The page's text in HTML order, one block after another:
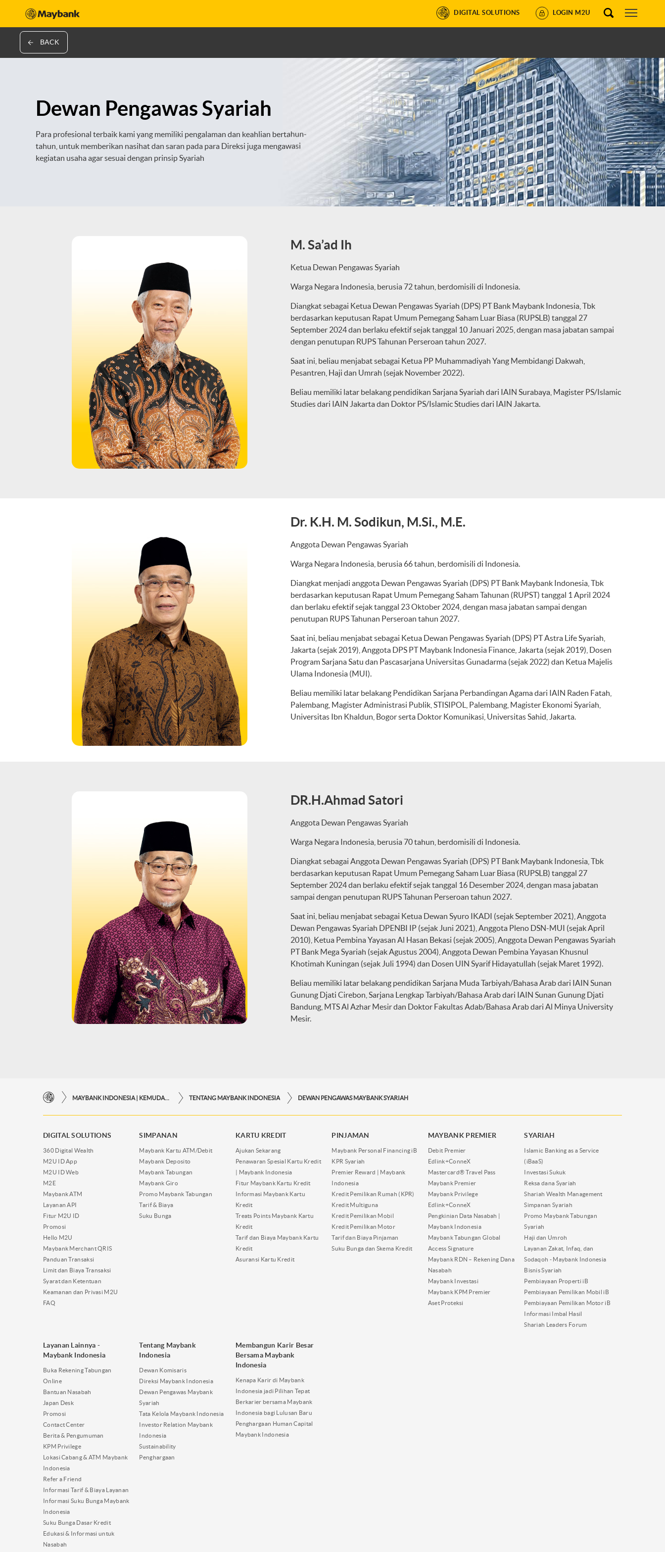
DIGITAL SOLUTIONS LOGIN M2U
BACK
Dewan Pengawas Syariah
Para profesional terbaik kami yang memiliki pengalaman dan keahlian bertahun-
tahun, untuk memberikan nasihat dan saran pada para Direksi juga mengawasi
kegiatan usaha agar sesuai dengan prinsip Syariah
M. Sa’ad Ih
Ketua Dewan Pengawas Syariah
Warga Negara Indonesia, berusia 72 tahun, berdomisili di Indonesia.
Diangkat sebagai Ketua Dewan Pengawas Syariah (DPS) PT Bank Maybank Indonesia, Tbk
berdasarkan keputusan Rapat Umum Pemegang Saham Luar Biasa (RUPSLB) tanggal 27
September 2024 dan berlaku efektif sejak tanggal 10 Januari 2025, dengan masa jabatan sampai
dengan penutupan RUPS Tahunan Perseroan tahun 2027.
Saat ini, beliau menjabat sebagai Ketua PP Muhammadiyah Yang Membidangi Dakwah,
Pesantren, Haji dan Umrah (sejak November 2022).
Beliau memiliki latar belakang pendidikan Sarjana Syariah dari IAIN Surabaya, Magister PS/Islamic
Studies dari IAIN Jakarta dan Doktor PS/Islamic Studies dari IAIN Jakarta.
Dr. K.H. M. Sodikun, M.Si., M.E.
Anggota Dewan Pengawas Syariah
Warga Negara Indonesia, berusia 66 tahun, berdomisili di Indonesia.
Diangkat menjadi anggota Dewan Pengawas Syariah (DPS) PT Bank Maybank Indonesia, Tbk
berdasarkan keputusan Rapat Umum Pemegang Saham Tahunan (RUPST) tanggal 1 April 2024
dan berlaku efektif sejak tanggal 23 Oktober 2024, dengan masa jabatan sampai dengan
penutupan RUPS Tahunan Perseroan tahun 2027.
Saat ini, beliau menjabat sebagai Ketua Dewan Pengawas Syariah (DPS) PT Astra Life Syariah,
Jakarta (sejak 2019), Anggota DPS PT Maybank Indonesia Finance, Jakarta (sejak 2019), Dosen
Program Sarjana Satu dan Pascasarjana Universitas Gunadarma (sejak 2022) dan Ketua Majelis
Ulama Indonesia (MUI).
Beliau memiliki latar belakang Pendidikan Sarjana Perbandingan Agama dari IAIN Raden Fatah,
Palembang, Magister Administrasi Publik, STISIPOL, Palembang, Magister Ekonomi Syariah,
Universitas Ibn Khaldun, Bogor serta Doktor Komunikasi, Universitas Sahid, Jakarta.
DR.H.Ahmad Satori
Anggota Dewan Pengawas Syariah
Warga Negara Indonesia, berusia 70 tahun, berdomisili di Indonesia.
Diangkat sebagai Anggota Dewan Pengawas Syariah (DPS) PT Bank Maybank Indonesia, Tbk
berdasarkan keputusan Rapat Umum Pemegang Saham Luar Biasa (RUPSLB) tanggal 27
September 2024 dan berlaku efektif sejak tanggal 16 Desember 2024, dengan masa jabatan
sampai dengan penutupan RUPS Tahunan Perseroan tahun 2027.
Saat ini, beliau menjabat sebagai Ketua Dewan Syuro IKADI (sejak September 2021), Anggota
Dewan Pengawas Syariah DPENBI IP (sejak Juni 2021), Anggota Pleno DSN-MUI (sejak April
2010), Ketua Pembina Yayasan Al Hasan Bekasi (sejak 2005), Anggota Dewan Pengawas Syariah
PT Bank Mega Syariah (sejak Agustus 2004), Anggota Dewan Pembina Yayasan Khusnul
Khotimah Kuningan (sejak Juli 1994) dan Dosen UIN Syarif Hidayatullah (sejak Maret 1992).
Beliau memiliki latar belakang pendidikan Sarjana Muda Tarbiyah/Bahasa Arab dari IAIN Sunan
Gunung Djati Cirebon, Sarjana Lengkap Tarbiyah/Bahasa Arab dari IAIN Sunan Gunung Djati
Bandung, MTS Al Azhar Mesir dan Doktor Fakultas Adab/Bahasa Arab dari Al Minya University
Mesir.
TENTANG MAYBANK INDONESIA DEWAN PENGAWAS MAYBANK SYARIAH
DIGITAL SOLUTIONS
360 Digital Wealth
M2U ID App
M2U ID Web
M2E
Maybank ATM
Layanan API
Fitur M2U ID
Promosi
Hello M2U
Maybank Merchant QRIS
Panduan Transaksi
Limit dan Biaya Transaksi
Syarat dan Ketentuan
Keamanan dan Privasi M2U
FAQ
SIMPANAN
Maybank Kartu ATM/Debit
Maybank Deposito
Maybank Tabungan
Maybank Giro
Promo Maybank Tabungan
Tarif & Biaya
Suku Bunga
KARTU KREDIT
Ajukan Sekarang
Penawaran Spesial Kartu Kredit
| Maybank Indonesia
Fitur Maybank Kartu Kredit
Informasi Maybank Kartu
Kredit
Treats Points Maybank Kartu
Kredit
Tarif dan Biaya Maybank Kartu
Kredit
Asuransi Kartu Kredit
PINJAMAN
Maybank Personal Financing iB
KPR Syariah
Premier Reward | Maybank
Indonesia
Kredit Pemilikan Rumah (KPR)
Kredit Multiguna
Kredit Pemilikan Mobil
Kredit Pemilikan Motor
Tarif dan Biaya Pinjaman
Suku Bunga dan Skema Kredit
MAYBANK PREMIER
Debit Premier
Edlink+ConneX
Mastercard® Travel Pass
Maybank Premier
Maybank Privilege
Edlink+ConneX
Pengkinian Data Nasabah |
Maybank Indonesia
Maybank Tabungan Global
Access Signature
Maybank RDN – Rekening Dana
Nasabah
Maybank Investasi
Maybank KPM Premier
Aset Proteksi
SYARIAH
Islamic Banking as a Service
(iBaaS)
Investasi Sukuk
Reksa dana Syariah
Shariah Wealth Management
Simpanan Syariah
Promo Maybank Tabungan
Syariah
Haji dan Umroh
Layanan Zakat, Infaq, dan
Sodaqoh - Maybank Indonesia
Bisnis Syariah
Pembiayaan Properti iB
Pembiayaan Pemilikan Mobil iB
Pembiayaan Pemilikan Motor iB
Informasi Imbal Hasil
Shariah Leaders Forum
Layanan Lainnya -
Maybank Indonesia
Buka Rekening Tabungan
Online
Bantuan Nasabah
Japan Desk
Promosi
Contact Center
Berita & Pengumuman
KPM Privilege
Lokasi Cabang & ATM Maybank
Indonesia
Refer a Friend
Informasi Tarif & Biaya Layanan
Informasi Suku Bunga Maybank
Indonesia
Suku Bunga Dasar Kredit
Edukasi & Informasi untuk
Nasabah
Tentang Maybank
Indonesia
Dewan Komisaris
Direksi Maybank Indonesia
Dewan Pengawas Maybank
Syariah
Tata Kelola Maybank Indonesia
Investor Relation Maybank
Indonesia
Sustainability
Penghargaan
Membangun Karir Besar
Bersama Maybank
Indonesia
Kenapa Karir di Maybank
Indonesia jadi Pilihan Tepat
Berkarier bersama Maybank
Indonesia bagi Lulusan Baru
Penghargaan Human Capital
Maybank Indonesia